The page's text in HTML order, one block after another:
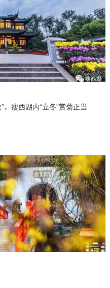
瘦西湖内“立冬”赏菊正当